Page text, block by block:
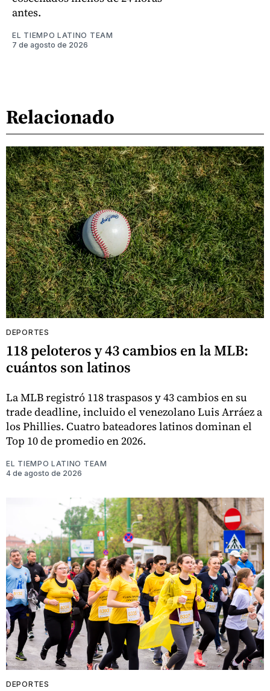
antes.
EL TIEMPO LATINO TEAM
7 de agosto de 2026
Relacionado
DEPORTES
118 peloteros y 43 cambios en la MLB:
cuántos son latinos
La MLB registró 118 traspasos y 43 cambios en su
trade deadline, incluido el venezolano Luis Arráez a
los Phillies. Cuatro bateadores latinos dominan el
Top 10 de promedio en 2026.
EL TIEMPO LATINO TEAM
4 de agosto de 2026
DEPORTES